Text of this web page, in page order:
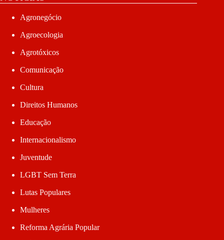
Agronegócio
Agroecologia
Agrotóxicos
Comunicação
Cultura
Direitos Humanos
Educação
Internacionalismo
Juventude
LGBT Sem Terra
Lutas Populares
Mulheres
Reforma Agrária Popular